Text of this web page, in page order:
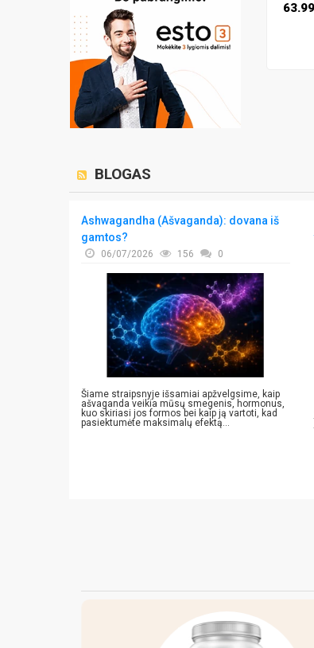
BLOGAS
Ashwagandha (Ašvaganda): dovana iš
gamtos?
06/07/2026 156 0
Šiame straipsnyje išsamiai apžvelgsime, kaip
ašvaganda veikia mūsų smegenis, hormonus,
kuo skiriasi jos formos bei kaip ją vartoti, kad
pasiektumėte maksimalų efektą...